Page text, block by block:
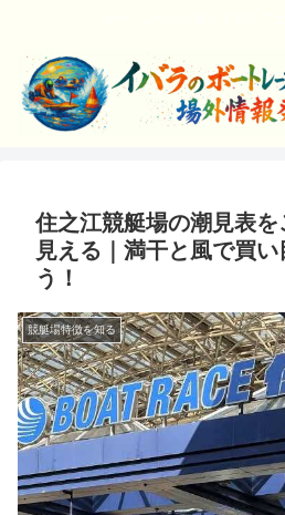
住之江競艇場の潮見表
見える｜満干と風で買
う！
競艇場特徴を知る